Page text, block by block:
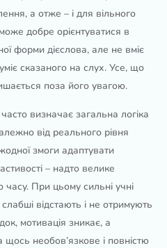
а отже – і для вільного
добре орієнтуватися в
форми дієслова, але не вміє
сказаного на слух. Усе, що
поза його увагою.
визначає загальна логіка
від реального рівня
змоги адаптувати
– надто велике
При цьому сильні учні
відстають і не отримують
мотивація зникає, а
необов’язкове і повністю